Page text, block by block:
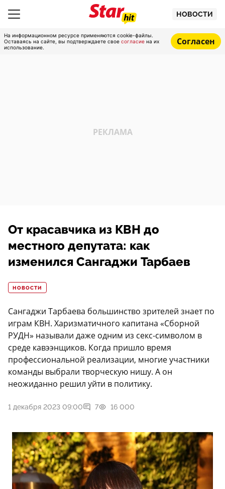
НОВОСТИ
На информационном ресурсе применяются cookie-файлы.
Оставаясь на сайте, вы подтверждаете свое согласие на их
использование.
Согласен
От красавчика из КВН до
местного депутата: как
изменился Сангаджи Тарбаев
НОВОСТИ
Сангаджи Тарбаева большинство зрителей знает по
играм КВН. Харизматичного капитана «Сборной
РУДН» называли даже одним из секс-символом в
среде кавээнщиков. Когда пришло время
профессиональной реализации, многие участники
команды выбрали творческую нишу. А он
неожиданно решил уйти в политику.
1 декабря 2023 09:00 7 16 000